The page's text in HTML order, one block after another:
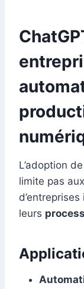
L’adoption de
limite pas
leurs